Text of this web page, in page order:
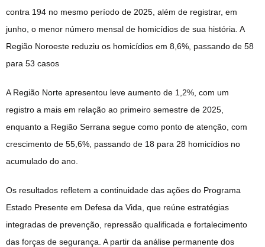
contra 194 no mesmo período de 2025, além de registrar, em
junho, o menor número mensal de homicídios de sua história. A
Região Noroeste reduziu os homicídios em 8,6%, passando de 58
para 53 casos
A Região Norte apresentou leve aumento de 1,2%, com um
registro a mais em relação ao primeiro semestre de 2025,
enquanto a Região Serrana segue como ponto de atenção, com
crescimento de 55,6%, passando de 18 para 28 homicídios no
acumulado do ano.
Os resultados refletem a continuidade das ações do Programa
Estado Presente em Defesa da Vida, que reúne estratégias
integradas de prevenção, repressão qualificada e fortalecimento
das forças de segurança. A partir da análise permanente dos